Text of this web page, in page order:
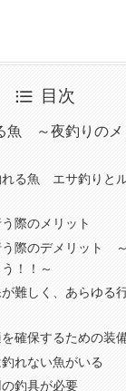
目次
魚 ～夜釣りのメ
れる魚 エサ釣りと
際のメリット
う際のデメリット
！！～
難しく、あらゆる
確保するための装
れない魚がいる
釣具が必要